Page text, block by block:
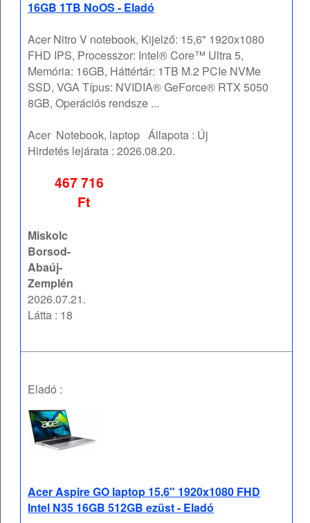
16GB 1TB NoOS - Eladó
Acer Nitro V notebook, Kijelző: 15,6" 1920x1080
FHD IPS, Processzor: Intel® Core™ Ultra 5,
Memória: 16GB, Háttértár: 1TB M.2 PCIe NVMe
SSD, VGA Típus: NVIDIA® GeForce® RTX 5050
8GB, Operációs rendsze ...
Acer Notebook, laptop Állapota : Új
Hirdetés lejárata :2026.08.20.
467 716
Ft
Miskolc
Borsod-
Abaúj-
Zemplén
2026.07.21.
Látta : 18
Eladó :
Acer Aspire GO laptop 15,6" 1920x1080 FHD
Intel N35 16GB 512GB ezüst - Eladó